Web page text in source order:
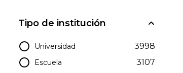
Tipo de institución
Universidad 3998
Escuela 3107